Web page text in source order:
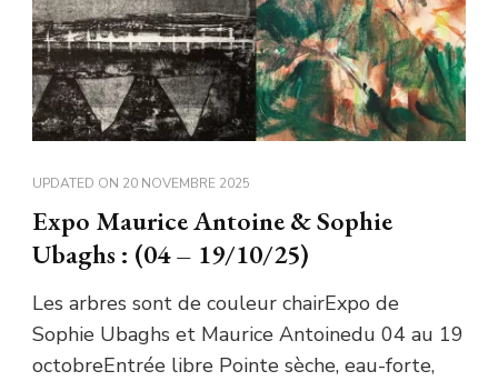
UPDATED ON 20 NOVEMBRE 2025
Expo Maurice Antoine & Sophie
Ubaghs : (04 – 19/10/25)
Les arbres sont de couleur chairExpo de
Sophie Ubaghs et Maurice Antoinedu 04 au 19
octobreEntrée libre Pointe sèche, eau-forte,